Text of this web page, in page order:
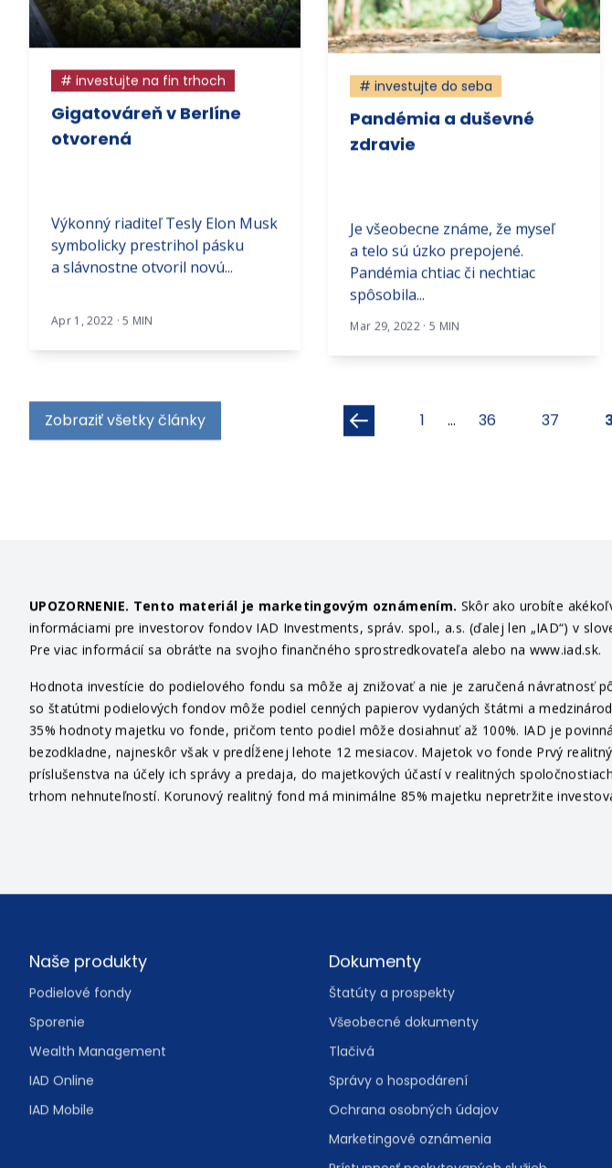
# investujte na fin trhoch
Gigatováreň v Berlíne
otvorená
Výkonný riaditeľ Tesly Elon Musk
symbolicky prestrihol pásku
a slávnostne otvoril novú...
Apr 1, 2022 · 5 MIN
# investujte do seba
Pandémia a duševné
zdravie
Je všeobecne známe, že myseľ
a telo sú úzko prepojené.
Pandémia chtiac či nechtiac
spôsobila...
Mar 29, 2022 · 5 MIN
Zobraziť všetky články Predchádzajúci
1 ... 36 37
UPOZORNENIE. Tento materiál je marketingovým oznámením. Skôr ako urobíte
informáciami pre investorov fondov IAD Investments, správ. spol., a.s. (ďalej len „IAD“) v
Pre viac informácií sa obráťte na svojho finančného sprostredkovateľa alebo na www.iad.sk.
Hodnota investície do podielového fondu sa môže aj znižovať a nie je zaručená návratnosť
so štatútmi podielových fondov môže podiel cenných papierov vydaných štátmi a
35% hodnoty majetku vo fonde, pričom tento podiel môže dosiahnuť až 100%. IAD je
bezodkladne, najneskôr však v predĺženej lehote 12 mesiacov. Majetok vo fonde Prvý
príslušenstva na účely ich správy a predaja, do majetkových účastí v realitných
trhom nehnuteľností. Korunový realitný fond má minimálne 85% majetku nepretržite
Footer
Naše produkty
Podielové fondy
Sporenie
Wealth Management
IAD Online
IAD Mobile
Dokumenty
Štatúty a prospekty
Všeobecné dokumenty
Tlačivá
Správy o hospodárení
Ochrana osobných údajov
Marketingové oznámenia